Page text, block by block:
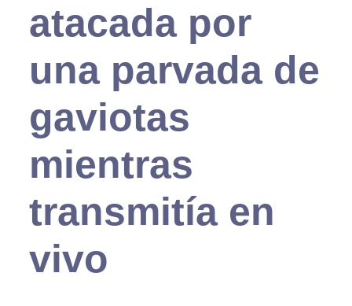
atacada por
una parvada de
gaviotas
mientras
transmitía en
vivo